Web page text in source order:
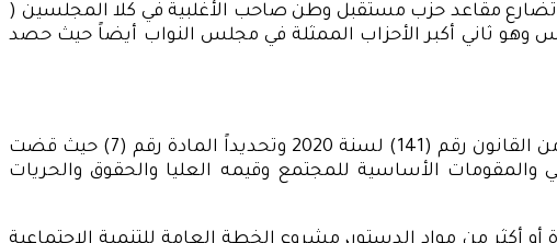
البالغ عددها (300) مقعد، والجدير بالذكر أن مقاعد باقي الأحزاب الأخرى مجتمعه (16 حزب) لا تضارع مقاعد حزب مستقبل وطن صاحب الأغلبية في كلا المجلسين (
بواقع (17) مقعد من إجمالي عدد مقاعد المجلس وهو ثاني أكبر الأحزاب الممثلة في مجلس النواب أيضاً حيث حصد
وفيما يتعلق باختصاصات مجلس الشيوخ نجد أن دوره يقتصر فقط على الدراسة وإبداء الرأي وفقاً للفصل الثاني من القانون رقم (141) لسنة 2020 وتحديداً المادة رقم (7) حيث قضت
الأساسية للمجتمع وقيمه العليا والحقوق والحريات